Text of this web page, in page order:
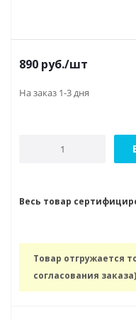
890 руб./шт
На заказ 1-3 дня
Весь товар
Товар отгружается
согласования заказа)